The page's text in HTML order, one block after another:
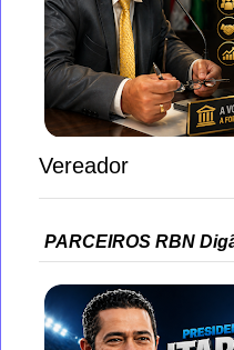
Vereador
PARCEIROS RBN